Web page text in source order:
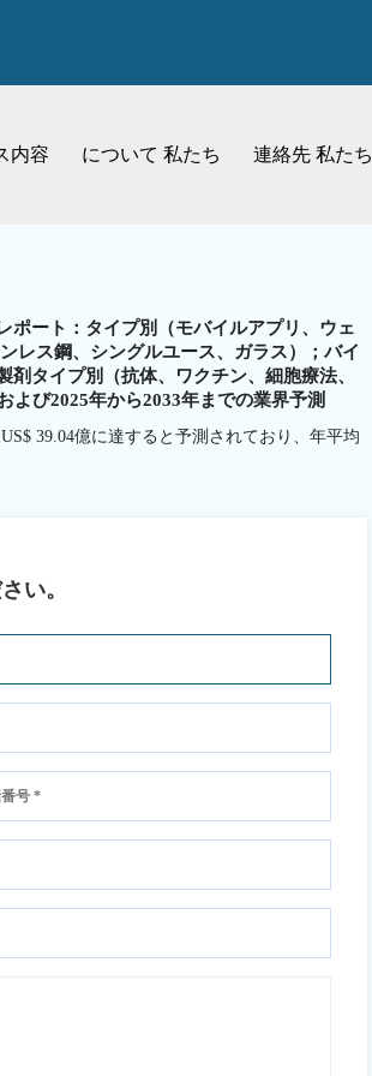
内容 について 私たち 連絡先 私たち
ポート：タイプ別（モバイルアプリ、ウェ
レス鋼、シングルユース、ガラス）；バイ
タイプ別（抗体、ワクチン、細胞療法、
よび2025年から2033年までの業界予測
39.04億に達すると予測されており、年平均
い。